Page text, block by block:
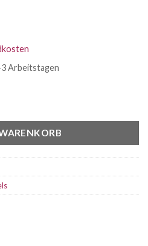
Arbeitstagen